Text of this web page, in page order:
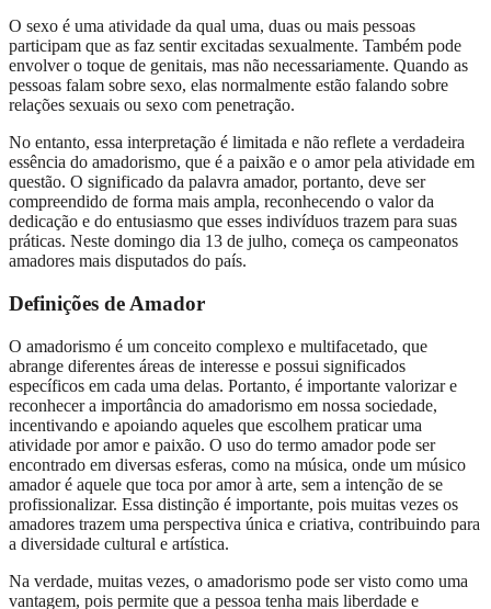
O sexo é uma atividade da qual uma, duas ou mais pessoas
participam que as faz sentir excitadas sexualmente. Também pode
envolver o toque de genitais, mas não necessariamente. Quando as
pessoas falam sobre sexo, elas normalmente estão falando sobre
relações sexuais ou sexo com penetração.
No entanto, essa interpretação é limitada e não reflete a verdadeira
essência do amadorismo, que é a paixão e o amor pela atividade em
questão. O significado da palavra amador, portanto, deve ser
compreendido de forma mais ampla, reconhecendo o valor da
dedicação e do entusiasmo que esses indivíduos trazem para suas
práticas. Neste domingo dia 13 de julho, começa os campeonatos
amadores mais disputados do país.
Definições de Amador
O amadorismo é um conceito complexo e multifacetado, que
abrange diferentes áreas de interesse e possui significados
específicos em cada uma delas. Portanto, é importante valorizar e
reconhecer a importância do amadorismo em nossa sociedade,
incentivando e apoiando aqueles que escolhem praticar uma
atividade por amor e paixão. O uso do termo amador pode ser
encontrado em diversas esferas, como na música, onde um músico
amador é aquele que toca por amor à arte, sem a intenção de se
profissionalizar. Essa distinção é importante, pois muitas vezes os
amadores trazem uma perspectiva única e criativa, contribuindo para
a diversidade cultural e artística.
Na verdade, muitas vezes, o amadorismo pode ser visto como uma
vantagem, pois permite que a pessoa tenha mais liberdade e